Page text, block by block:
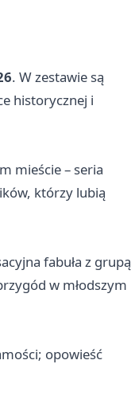
. W zestawie są
historycznej i
mieście – seria
którzy lubią
fabuła z grupą
w młodszym
opowieść